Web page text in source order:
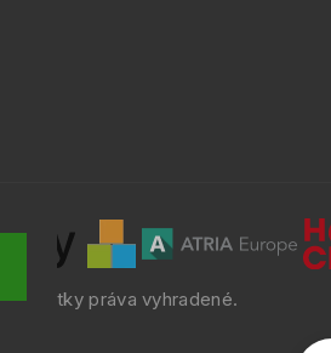
. Všetky práva vyhradené.